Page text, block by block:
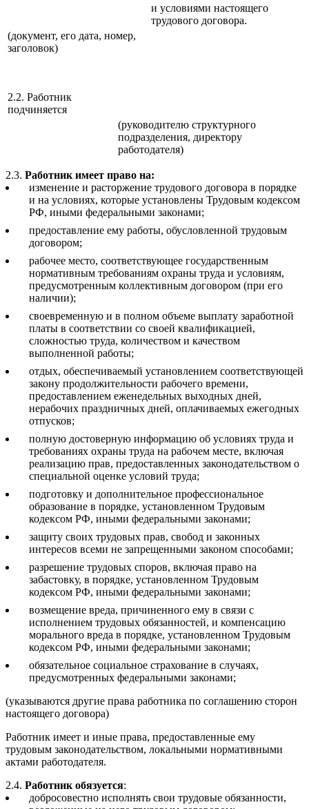
и условиями настоящего
трудового договора.
(документ, его дата, номер,
заголовок)
2.2. Работник
подчиняется
(руководителю структурного
подразделения, директору
работодателя)
2.3. Работник имеет право на:
изменение и расторжение трудового договора в порядке
и на условиях, которые установлены Трудовым кодексом
РФ, иными федеральными законами;
предоставление ему работы, обусловленной трудовым
договором;
рабочее место, соответствующее государственным
нормативным требованиям охраны труда и условиям,
предусмотренным коллективным договором (при его
наличии);
своевременную и в полном объеме выплату заработной
платы в соответствии со своей квалификацией,
сложностью труда, количеством и качеством
выполненной работы;
отдых, обеспечиваемый установлением соответствующей
закону продолжительности рабочего времени,
предоставлением еженедельных выходных дней,
нерабочих праздничных дней, оплачиваемых ежегодных
отпусков;
полную достоверную информацию об условиях труда и
требованиях охраны труда на рабочем месте, включая
реализацию прав, предоставленных законодательством о
специальной оценке условий труда;
подготовку и дополнительное профессиональное
образование в порядке, установленном Трудовым
кодексом РФ, иными федеральными законами;
защиту своих трудовых прав, свобод и законных
интересов всеми не запрещенными законом способами;
разрешение трудовых споров, включая право на
забастовку, в порядке, установленном Трудовым
кодексом РФ, иными федеральными законами;
возмещение вреда, причиненного ему в связи с
исполнением трудовых обязанностей, и компенсацию
морального вреда в порядке, установленном Трудовым
кодексом РФ, иными федеральными законами;
обязательное социальное страхование в случаях,
предусмотренных федеральными законами;
(указываются другие права работника по соглашению сторон
настоящего договора)
Работник имеет и иные права, предоставленные ему
трудовым законодательством, локальными нормативными
актами работодателя.
2.4. Работник обязуется:
добросовестно исполнять свои трудовые обязанности,